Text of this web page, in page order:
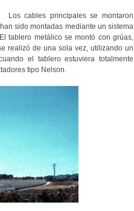
Los cables principales se montaron
sido montadas mediante un sistema
tablero metálico se montó con grúas,
realizó de una sola vez, utilizando un
el tablero estuviera totalmente
tipo Nelson.